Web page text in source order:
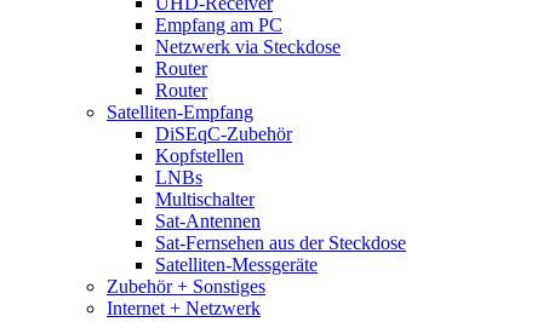
Empfang am PC
Netzwerk via Steckdose
Router
Router
Satelliten-Empfang
DiSEqC-Zubehör
Kopfstellen
LNBs
Multischalter
Sat-Antennen
Sat-Fernsehen aus der Steckdose
Satelliten-Messgeräte
Zubehör + Sonstiges
Internet + Netzwerk